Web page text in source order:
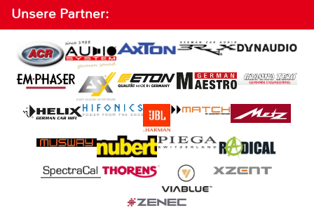
Unsere Partner: